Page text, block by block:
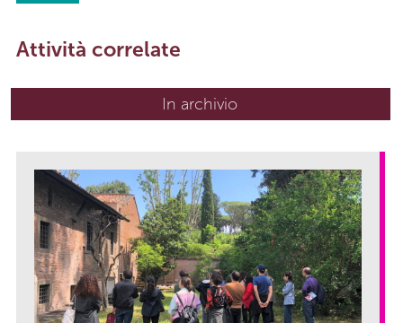
Attività correlate
In archivio